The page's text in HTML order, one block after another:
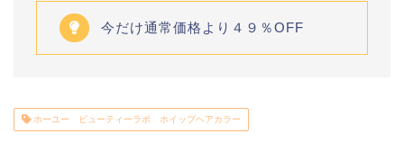
今だけ通常価格より４９％OFF
ホーユー ビューティーラボ ホイップヘアカラー